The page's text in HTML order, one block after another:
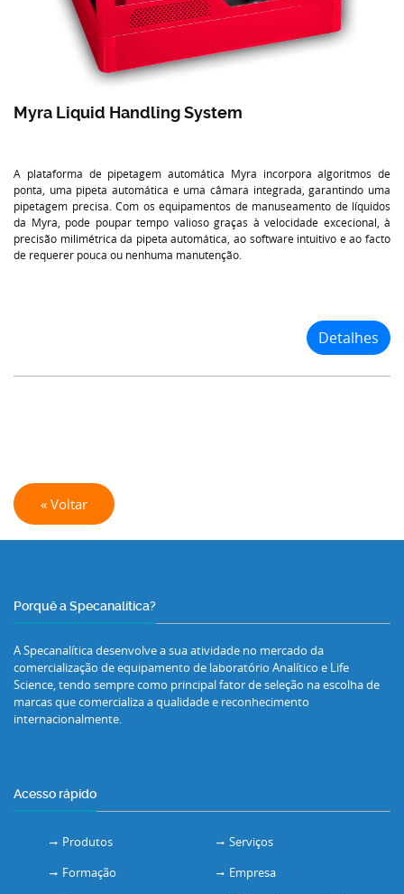
Myra Liquid Handling System
A plataforma de pipetagem automática Myra incorpora algoritmos de
ponta, uma pipeta automática e uma câmara integrada, garantindo uma
pipetagem precisa. Com os equipamentos de manuseamento de líquidos
da Myra, pode poupar tempo valioso graças à velocidade excecional, à
precisão milimétrica da pipeta automática, ao software intuitivo e ao facto
de requerer pouca ou nenhuma manutenção.
Detalhes
« Voltar
Porquê a Specanalítica?
A Specanalítica desenvolve a sua atividade no mercado da
comercialização de equipamento de laboratório Analítico e Life
Science, tendo sempre como principal fator de seleção na escolha de
marcas que comercializa a qualidade e reconhecimento
internacionalmente.
Acesso rápido
Produtos
Serviços
Formação
Empresa